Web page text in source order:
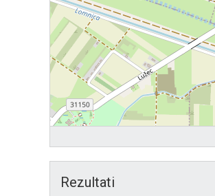
Rezultati